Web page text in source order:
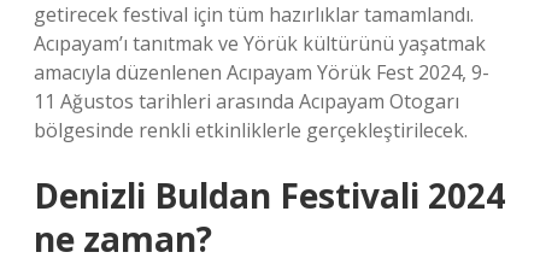
getirecek festival için tüm hazırlıklar tamamlandı.
Acıpayam’ı tanıtmak ve Yörük kültürünü yaşatmak
amacıyla düzenlenen Acıpayam Yörük Fest 2024, 9-
11 Ağustos tarihleri ​​arasında Acıpayam Otogarı
bölgesinde renkli etkinliklerle gerçekleştirilecek.
Denizli Buldan Festivali 2024
ne zaman?